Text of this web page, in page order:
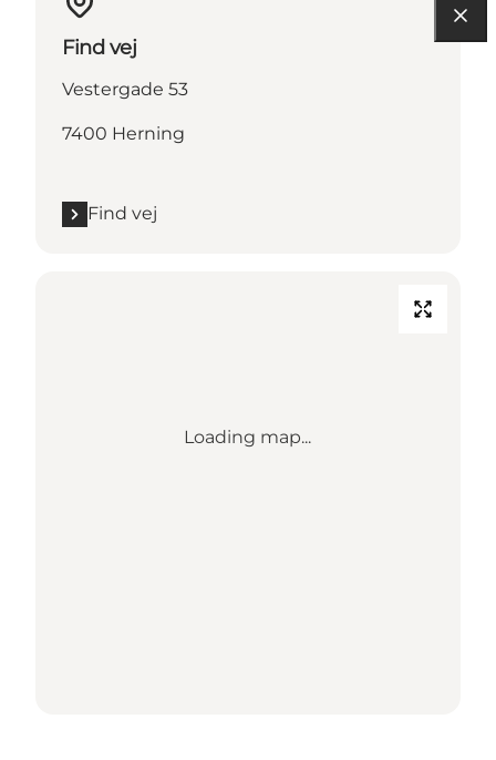
Find vej
Vestergade 53
7400 Herning
Find vej
Loading map...